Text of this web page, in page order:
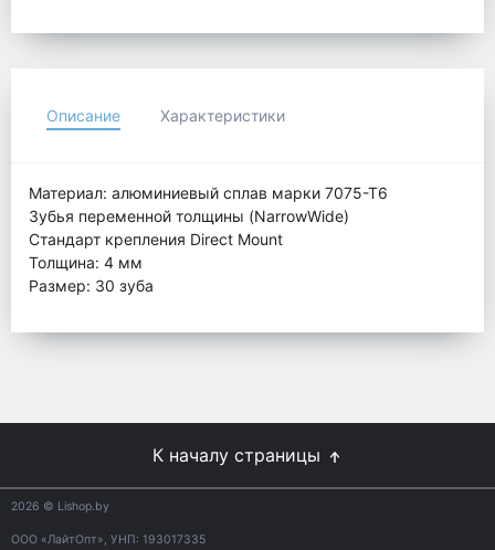
Описание Характеристики
Материал: алюминиевый сплав марки 7075-Т6
Зубья переменной толщины (NarrowWide)
Стандарт крепления Direct Mount
Толщина: 4 мм
Размер: 30 зуба
К началу страницы
2026 © Lishop.by
ООО «ЛайтОпт», УНП: 193017335